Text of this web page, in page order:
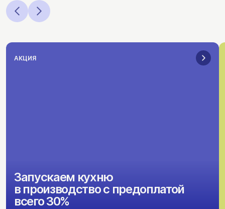
АКЦИЯ
Запускаем кухню
в производство с предоплатой
всего 30%